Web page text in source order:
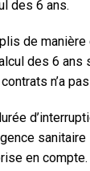
des 6 ans.
de
des 6 ans
n’a
en compte.